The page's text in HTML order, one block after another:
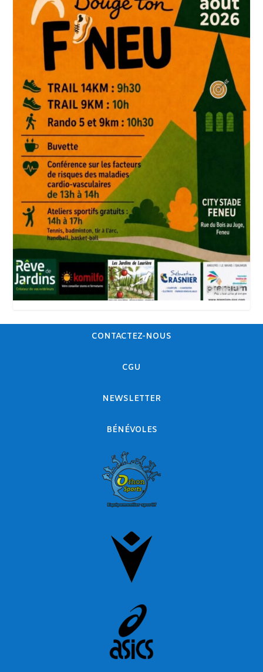
CONTACTEZ-NOUS
CGU
NEWSLETTER
BÉNÉVOLES